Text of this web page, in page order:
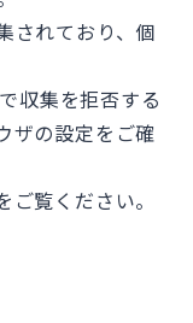
されており、個
収集を拒否する
ザの設定をご確
ご覧ください。